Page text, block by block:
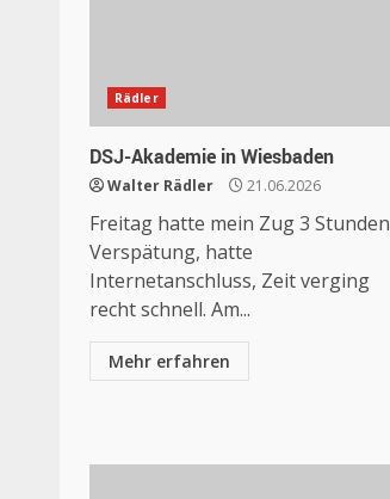
Rädler
DSJ-Akademie in Wiesbaden
Walter Rädler 21.06.2026
Freitag hatte mein Zug 3 Stunden
Verspätung, hatte
Internetanschluss, Zeit verging
recht schnell. Am...
Mehr erfahren